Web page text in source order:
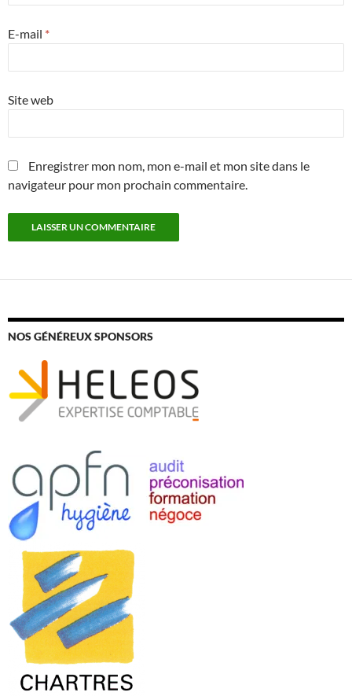
E-mail *
Site web
Enregistrer mon nom, mon e-mail et mon site dans le
navigateur pour mon prochain commentaire.
NOS GÉNÉREUX SPONSORS